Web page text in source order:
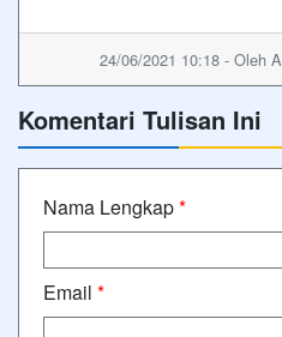
24/06/2021 10:18 - Oleh
Komentari Tulisan Ini
Nama Lengkap*
Email *